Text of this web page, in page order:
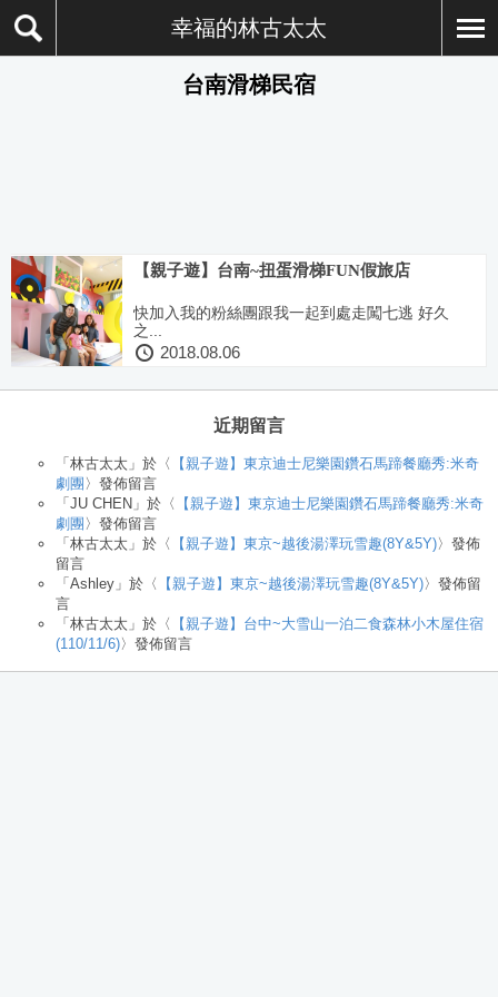
幸福的林古太太
台南滑梯民宿
【親子遊】台南~扭蛋滑梯FUN假旅店
快加入我的粉絲團跟我一起到處走闖七逃 好久
之...
2018.08.06
近期留言
「 林古太太 」於〈
【親子遊】東京迪士尼樂園鑽石馬蹄餐廳秀:米奇
劇團 〉發佈留言
「 JU CHEN 」於〈
【親子遊】東京迪士尼樂園鑽石馬蹄餐廳秀:米奇
劇團 〉發佈留言
「 林古太太 」於〈 【親子遊】東京~越後湯澤玩雪趣(8Y&5Y)〉發佈
留言
「 Ashley 」於〈 【親子遊】東京~越後湯澤玩雪趣(8Y&5Y)〉發佈留
言
「 林古太太 」於〈
【親子遊】台中~大雪山一泊二食森林小木屋住宿
(110/11/6)〉發佈留言